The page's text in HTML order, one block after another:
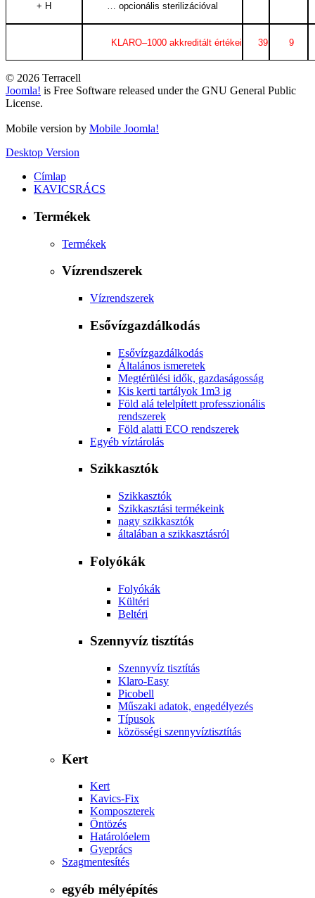
+ H … opcionális sterilizációval
KLARO–1000 akkreditált értékei 39 9
© 2026 Terracell
Joomla! is Free Software released under the GNU General Public
License.
Mobile version by Mobile Joomla!
Desktop Version
Címlap
KAVICSRÁCS
Termékek
Termékek
Vízrendszerek
Vízrendszerek
Esővízgazdálkodás
Esővízgazdálkodás
Általános ismeretek
Megtérülési idők, gazdaságosság
Kis kerti tartályok 1m3 ig
Föld alá telelpített professzionális
rendszerek
Föld alatti ECO rendszerek
Egyéb víztárolás
Szikkasztók
Szikkasztók
Szikkasztási termékeink
nagy szikkasztók
általában a szikkasztásról
Folyókák
Folyókák
Kültéri
Beltéri
Szennyvíz tisztítás
Szennyvíz tisztítás
Klaro-Easy
Picobell
Műszaki adatok, engedélyezés
Típusok
közösségi szennyvíztisztítás
Kert
Kert
Kavics-Fix
Komposzterek
Öntözés
Határolóelem
Gyeprács
Szagmentesítés
egyéb mélyépítés